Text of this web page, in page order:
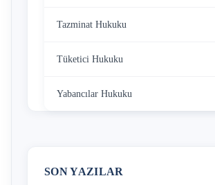
Tazminat Hukuku
Tüketici Hukuku
Yabancılar Hukuku
SON YAZILAR